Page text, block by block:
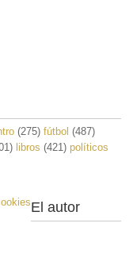
(275) fútbol (487)
libros (421) políticos
El autor